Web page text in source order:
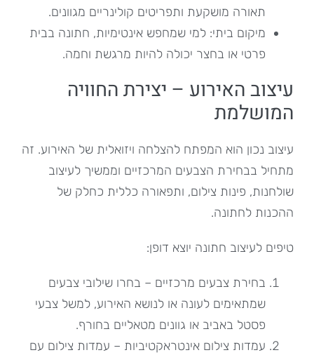
תאורה מושקעת ותפריטים קולינריים מגוונים.
מיקום ביתי: למי שמחפש אינטימיות, חתונה בבית
פרטי או בחצר יכולה להיות מרגשת וחמה.
עיצוב האירוע – יצירת החוויה
המושלמת
עיצוב נכון הוא המפתח להצלחה ויזואלית של האירוע. זה
מתחיל בבחירת הצבעים המרכזיים וממשיך לעיצוב
שולחנות, פינות צילום, ותפאורה כללית כחלק של
ההכנות לחתונה.
טיפים לעיצוב חתונה יוצא דופן:
בחירת צבעים מרכזיים – בחרו שילובי צבעים
שמתאימים לעונה או לנושא האירוע, למשל צבעי
פסטל באביב או גוונים מטאליים בחורף.
עמדות צילום אינטראקטיביות – עמדות צילום עם